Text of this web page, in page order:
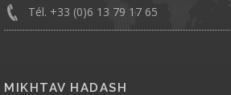
Tél. +33 (0)6 13 79 17 65
MIKHTAV HADASH